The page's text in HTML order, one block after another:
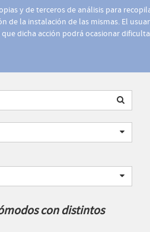
y de terceros de análisis para
de la instalación de las mismas. El
dicha acción podrá ocasionar
con distintos